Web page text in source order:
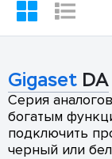
Gigaset DA
Серия
богатым
подключить
черный или